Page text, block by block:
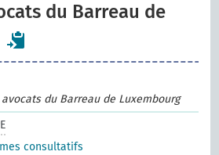
du Barreau de
du Barreau de Luxembourg
consultatifs